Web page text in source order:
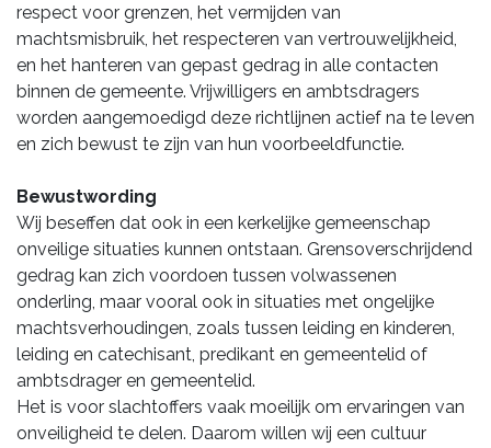
respect voor grenzen, het vermijden van
machtsmisbruik, het respecteren van vertrouwelijkheid,
en het hanteren van gepast gedrag in alle contacten
binnen de gemeente. Vrijwilligers en ambtsdragers
worden aangemoedigd deze richtlijnen actief na te leven
en zich bewust te zijn van hun voorbeeldfunctie.
Bewustwording
Wij beseffen dat ook in een kerkelijke gemeenschap
onveilige situaties kunnen ontstaan. Grensoverschrijdend
gedrag kan zich voordoen tussen volwassenen
onderling, maar vooral ook in situaties met ongelijke
machtsverhoudingen, zoals tussen leiding en kinderen,
leiding en catechisant, predikant en gemeentelid of
ambtsdrager en gemeentelid.
Het is voor slachtoffers vaak moeilijk om ervaringen van
onveiligheid te delen. Daarom willen wij een cultuur